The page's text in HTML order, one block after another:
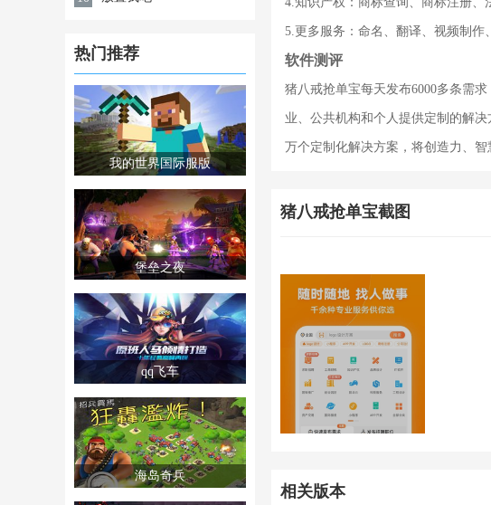
热门推荐
我的世界国际服版
堡垒之夜
qq飞车
海岛奇兵
5.更多服务：命名、翻译、视频制作
软件测评
猪八戒抢单宝每天发布6000多条需
业、公共机构和个人提供定制的解
万个定制化解决方案，将创造力、智
猪八戒抢单宝截图
相关版本